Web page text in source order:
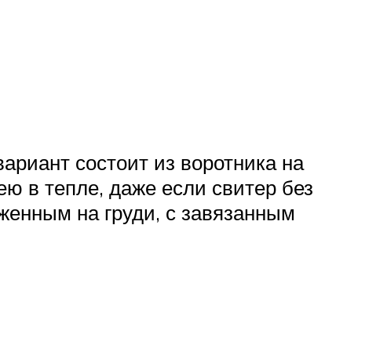
состоит из воротника на
в тепле, даже если свитер без
на груди, с завязанным